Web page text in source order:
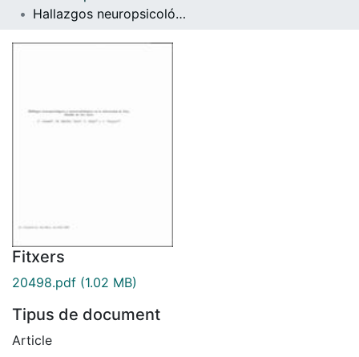
Com publicar
Contacte
Hallazgos neuropsicológicos y neuroradiológicos en la enfermedad de Pick
Fitxers
20498.pdf (1.02 MB)
Tipus de document
Article